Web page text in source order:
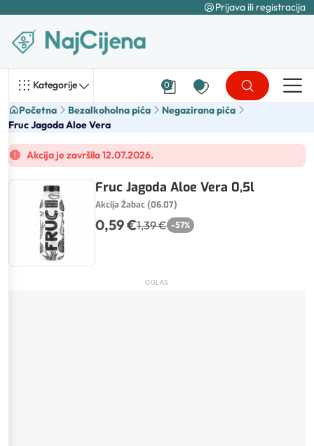
Prijava ili registracija
Kategorije 0
Početna Bezalkoholna pića
Negazirana pića
Fruc Jagoda Aloe Vera
Akcija je završila 12.07.2026.
Fruc Jagoda Aloe Vera 0,5l
Akcija Žabac (06.07)
0,59 €1,39 € -57%
OGLAS